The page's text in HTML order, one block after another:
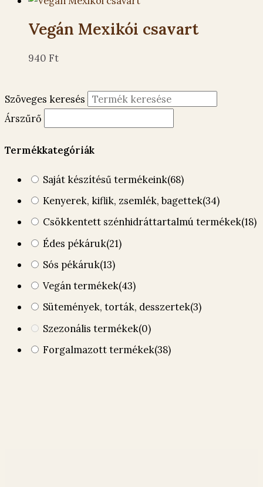
Szöveges keresés
Árszűrő
Termékkategóriák
Saját készítésű termékeink(68)
Kenyerek, kiflik, zsemlék, bagettek(34)
Csökkentett szénhidráttartalmú termékek(18)
Édes pékáruk(21)
Sós pékáruk(13)
Vegán termékek(43)
Sütemények, torták, desszertek(3)
Szezonális termékek(0)
Forgalmazott termékek(38)
Vegán Mexikói csavart
940 Ft